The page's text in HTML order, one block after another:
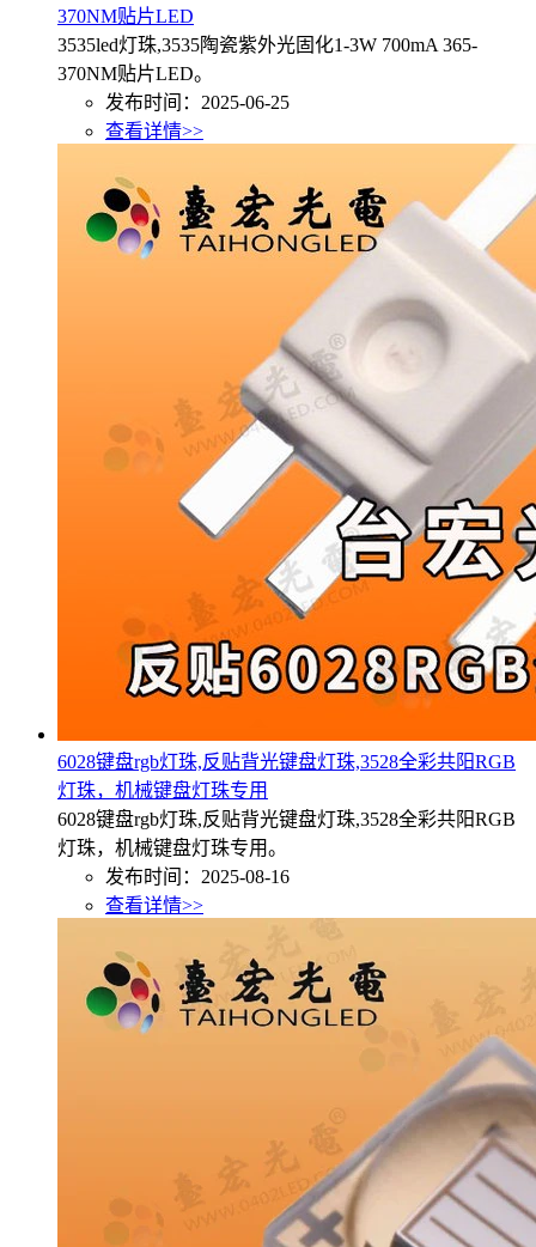
370NM贴片LED
3535led灯珠,3535陶瓷紫外光固化1-3W 700mA 365-
370NM贴片LED。
发布时间：2025-06-25
查看详情>>
6028键盘rgb灯珠,反贴背光键盘灯珠,3528全彩共阳RGB
灯珠，机械键盘灯珠专用
6028键盘rgb灯珠,反贴背光键盘灯珠,3528全彩共阳RGB
灯珠，机械键盘灯珠专用。
发布时间：2025-08-16
查看详情>>